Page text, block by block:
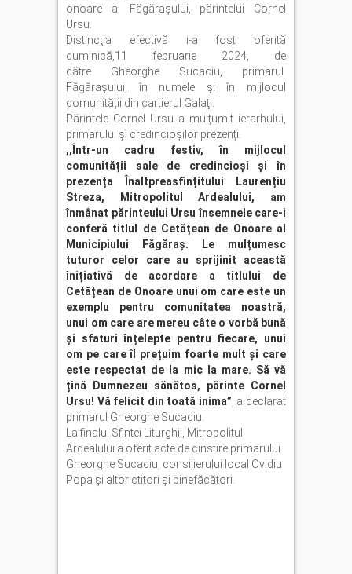
onoare al Făgărașului, părintelui Cornel
Ursu.
Distincţia efectivă i-a fost oferită
duminică,11 februarie 2024, de
către Gheorghe Sucaciu
primarul
Făgărașului, în numele și în mijlocul
comunității din cartierul Galaţi.
Părintele Cornel Ursu a mulțumit ierarhului,
primarului și credincioșilor prezenți.
,,Într-un cadru festiv, în mijlocul
comunității sale de credincioși și în
prezența Înaltpreasfințitului Laurențiu
Streza, Mitropolitul Ardealului, am
înmânat părinteului Ursu însemnele care-i
conferă titlul de Cetățean de Onoare al
Municipiului Făgăraș. Le mulțumesc
tuturor celor care au sprijinit această
înițiativă de acordare a titlului de
Cetățean de Onoare unui om care este un
exemplu pentru comunitatea noastră,
unui om care are mereu câte o vorbă bună
și sfaturi înțelepte pentru fiecare, unui
om pe care îl prețuim foarte mult și care
este respectat de la mic la mare. Să vă
țină Dumnezeu sănătos, părinte Cornel
Ursu! Vă felicit din toată inima” , a declarat
primarul Gheorghe Sucaciu.
La finalul Sfintei Liturghii Mitropolitul
Ardealului a oferit acte de cinstire primarului
Gheorghe Sucaciu , consilierului local Ovidiu
Popa și altor ctitori și binefăcători.